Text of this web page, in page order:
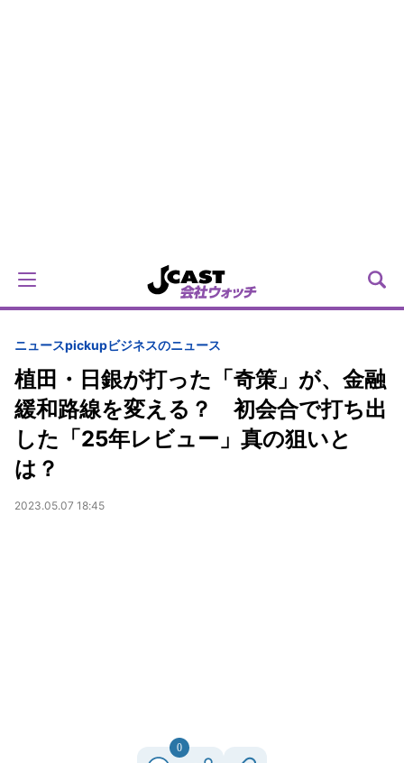
ニュースpickupビジネスのニュース
植田・日銀が打った「奇策」が、金融
緩和路線を変える？ 初会合で打ち出
した「25年レビュー」真の狙いと
は？
2023.05.07 18:45
0